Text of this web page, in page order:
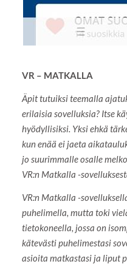
VR – MATKALLA
Äpit tutuiksi teemalla
erilaisia sovelluksia? Itse
hyödyllisiksi. Yksi ehkä
kun enää ei jaeta
jo suurimmalle osalle
VR:n Matkalla -
VR:n Matkalla -
puhelimella, mutta toki
tietokoneella, jossa on
kätevästi puhelimestasi
asioita matkastasi ja liput